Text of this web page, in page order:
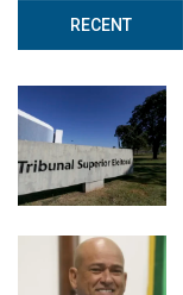
RECENT